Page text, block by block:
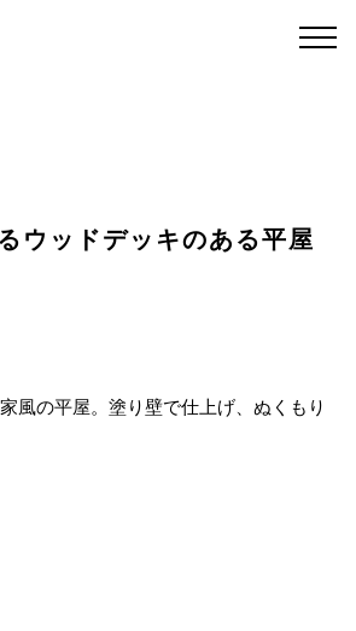
ウッドデッキのある平屋
風の平屋。塗り壁で仕上げ、ぬくもり